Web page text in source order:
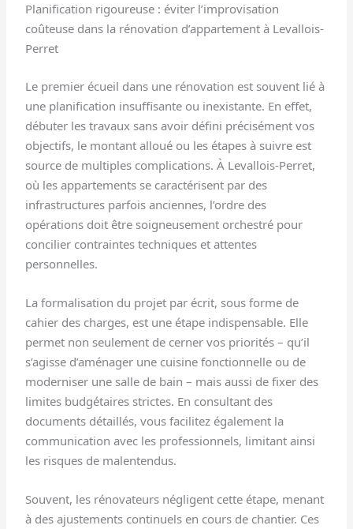
Planification rigoureuse : éviter l’improvisation
coûteuse dans la rénovation d’appartement à Levallois-
Perret
Le premier écueil dans une rénovation est souvent lié à
une planification insuffisante ou inexistante. En effet,
débuter les travaux sans avoir défini précisément vos
objectifs, le montant alloué ou les étapes à suivre est
source de multiples complications. À Levallois-Perret,
où les appartements se caractérisent par des
infrastructures parfois anciennes, l’ordre des
opérations doit être soigneusement orchestré pour
concilier contraintes techniques et attentes
personnelles.
La formalisation du projet par écrit, sous forme de
cahier des charges, est une étape indispensable. Elle
permet non seulement de cerner vos priorités – qu’il
s’agisse d’aménager une cuisine fonctionnelle ou de
moderniser une salle de bain – mais aussi de fixer des
limites budgétaires strictes. En consultant des
documents détaillés, vous facilitez également la
communication avec les professionnels, limitant ainsi
les risques de malentendus.
Souvent, les rénovateurs négligent cette étape, menant
à des ajustements continuels en cours de chantier. Ces